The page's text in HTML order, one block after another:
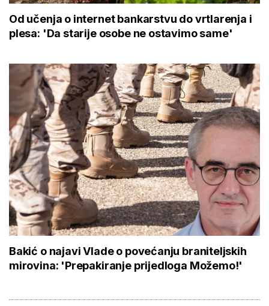
Od učenja o internet bankarstvu do vrtlarenja i
plesa: 'Da starije osobe ne ostavimo same'
Bakić o najavi Vlade o povećanju braniteljskih
mirovina: 'Prepakiranje prijedloga Možemo!'